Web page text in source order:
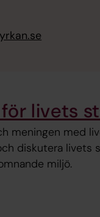
livets
meningen med
diskutera livets
miljö.